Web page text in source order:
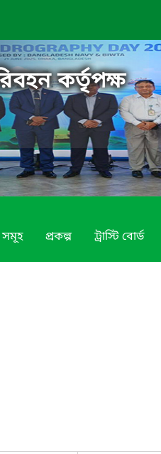
কর্তৃপক্ষ
সমূহ প্রকল্প ট্রাস্টি বোর্ড